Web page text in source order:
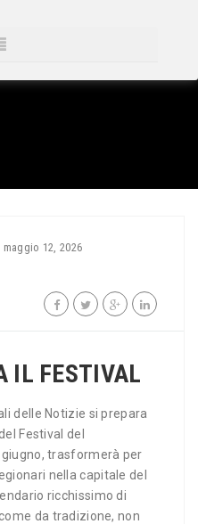
maggio 12, 2026
IL FESTIVAL
delle Notizie si prepara
Festival del
giugno, trasformerà per
nella capitale del
ricchissimo di
da tradizione, non